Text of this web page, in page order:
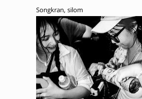
Songkran, silom